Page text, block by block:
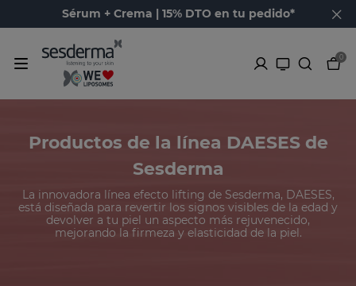
Sérum + Crema | 15% DTO en tu pedido*
0
Productos de la línea DAESES de
Sesderma
La innovadora línea efecto lifting de Sesderma, DAESES,
está diseñada para revertir los signos visibles de la edad y
devolver a tu piel un aspecto más rejuvenecido,
mejorando la firmeza y elasticidad de la piel.